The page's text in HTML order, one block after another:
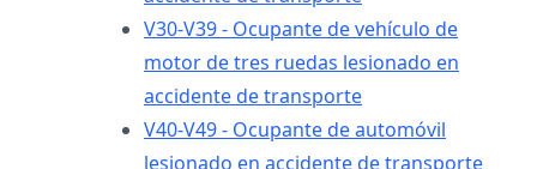
V30-V39 - Ocupante de vehículo de
motor de tres ruedas lesionado en
accidente de transporte
V40-V49 - Ocupante de automóvil
lesionado en accidente de transporte